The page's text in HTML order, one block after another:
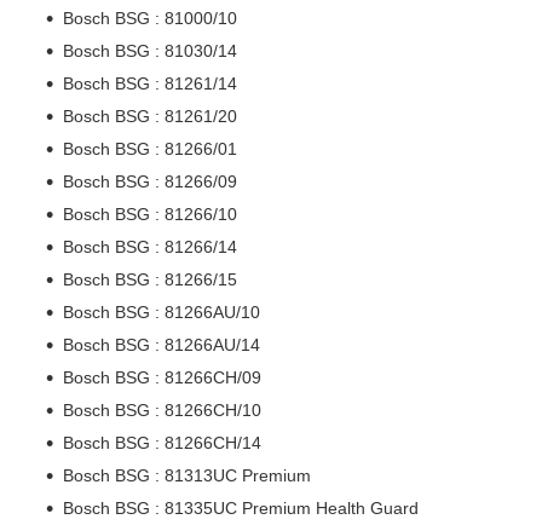
Bosch BSG : 81000/10
Bosch BSG : 81030/14
Bosch BSG : 81261/14
Bosch BSG : 81261/20
Bosch BSG : 81266/01
Bosch BSG : 81266/09
Bosch BSG : 81266/10
Bosch BSG : 81266/14
Bosch BSG : 81266/15
Bosch BSG : 81266AU/10
Bosch BSG : 81266AU/14
Bosch BSG : 81266CH/09
Bosch BSG : 81266CH/10
Bosch BSG : 81266CH/14
Bosch BSG : 81313UC Premium
Bosch BSG : 81335UC Premium Health Guard